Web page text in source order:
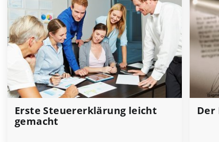
Erste Steuererklärung leicht
gemacht
Der